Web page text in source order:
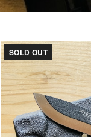
SOLD OUT